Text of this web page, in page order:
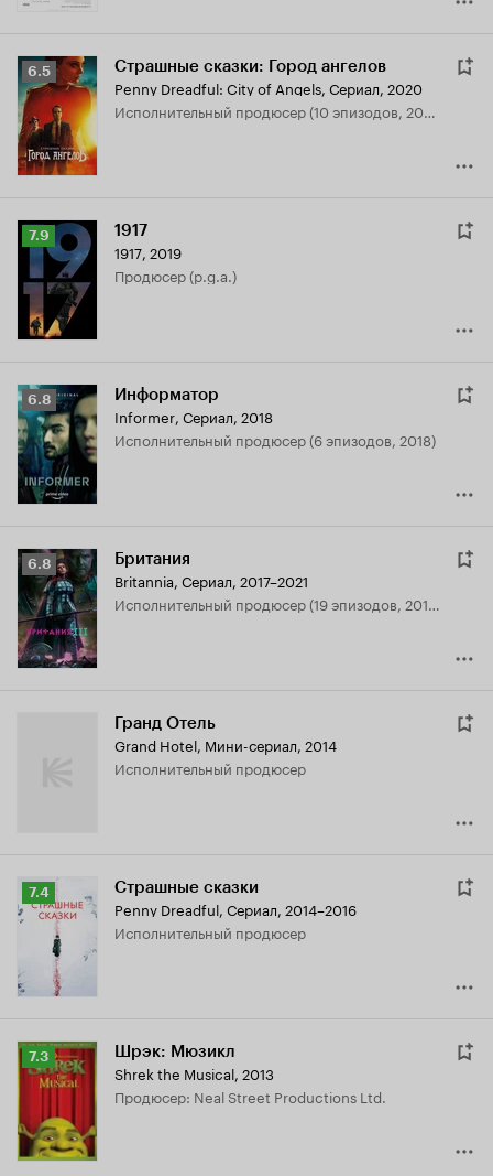
Рейтинг
Кинопоиска
6.5
6.5 Страшные сказки: Город ангелов
Penny Dreadful: City of Angels, Сериал, 2020
исполнительный продюсер (10 эпизодов, 2020)
Рейтинг
Кинопоиска
7.9
7.9 1917
1917, 2019
продюсер (p.g.a.)
Рейтинг
Кинопоиска
6.8
6.8 Информатор
Informer, Сериал, 2018
исполнительный продюсер (6 эпизодов, 2018)
Рейтинг
Кинопоиска
6.8
6.8 Британия
Britannia, Сериал, 2017–2021
исполнительный продюсер (19 эпизодов, 2017-2019)
Гранд Отель
Grand Hotel, Мини-сериал, 2014
исполнительный продюсер
Рейтинг
Кинопоиска
7.4 Страшные сказки
Penny Dreadful, Сериал, 2014–2016
исполнительный продюсер
Рейтинг
Кинопоиска
7.3 Шрэк: Мюзикл
Shrek the Musical, 2013
продюсер: Neal Street Productions Ltd.